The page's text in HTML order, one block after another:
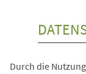
Durch die